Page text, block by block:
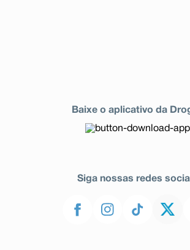
Baixe o aplicativo da
Siga nossas redes